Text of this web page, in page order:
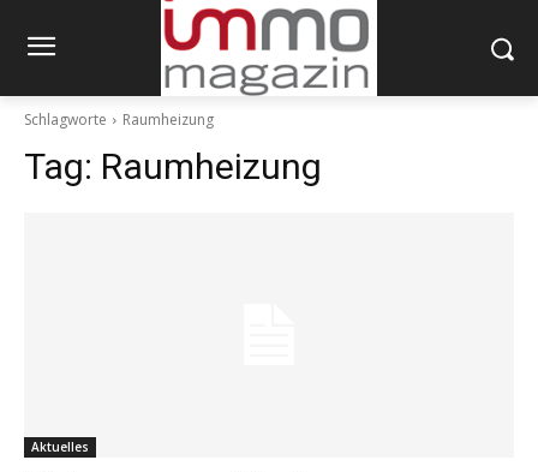
Schlagworte Raumheizung
Tag: Raumheizung
Aktuelles